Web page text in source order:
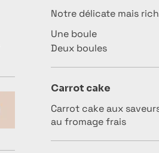
Notre délicate mais
Une boule
Deux boules
Carrot cake
Carrot cake aux
au fromage frais